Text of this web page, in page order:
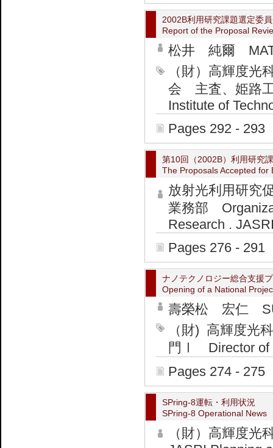
2002B利用研究課題選定委
Report of the Proposal
松井 純爾
（財）高輝度
会 主査、姫路
Institute of
Pages 292 - 293
第10回（2002B）利用研究
The Proposals Accepted for
放射光利用研究
業務部
Research .
Pages 276 - 291
ナノテクノロジー総合支援
Opening of a National
壽榮松 宏仁
（財) 高輝度
門Ⅰ Director of
Pages 274 - 275
SPring-8運転・利用状況
SPring-8 Operational News
（財）高輝度